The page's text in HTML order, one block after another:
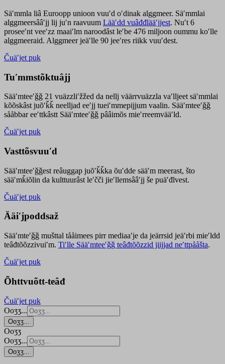
Säʹmmla liâ Euroopp unioon vuuʹd oʹdinak alggmeer. Säʹmmlai
alggmeersââʹjj lij juʹn raavuum Lääʹdd vuâđđlääʹjjest. Nuʹt 6
proseeʹnt veeʹzz maaiʹlm naroodâst leʹbe 476 miljoon oummu koʹlle
alggmeeraid. Alggmeer jeäʹlle 90 jeeʹres riikk vuuʹdest.
Čuäʹjet puk
Tuʹmmstõktuâjj
Sääʹmteeʹǧǧ 21 vuäzzliʹžžed da nellj väärrvuäzzla vaʹlljeet säʹmmlai
kõõskâst juõʹǩǩ neelljad eeʹjj tueiʹmmepijjum vaalin. Sääʹmteeʹǧǧ
sååbbar eeʹttkâstt Sääʹmteeʹǧǧ pââimõs mieʹrreemvääʹld.
Čuäʹjet puk
Vasttõsvuuʹd
Sääʹmteeʹǧǧest reâuggap juõʹǩǩka õuʹdde sääʹm meerast, što
sääʹmǩiõlin da kulttuurâst leʹčči jieʹllemsââʹjj še puäʹđlvest.
Čuäʹjet puk
Ääiʹjpoddsaž
Sääʹmteʹǧǧ mušttal tååimees pirr mediaaʹje da jeärrsid jeäʹrbi mieʹldd
teâđtõõzzivuiʹm. Tiʹlle Sääʹmteeʹǧǧ teâđtõõzzid jiijjad neʹttpååšta.
Čuäʹjet puk
Õhttvuõtt-teâđ
Čuäʹjet puk
Ooʒʒ...
Ooʒʒ...
Ooʒʒ
Ooʒʒ...
Ooʒʒ...